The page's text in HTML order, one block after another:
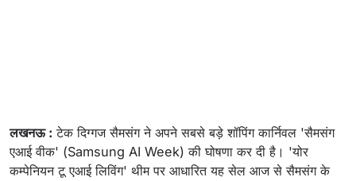
लखनऊ : टेक दिग्गज सैमसंग ने अपने सबसे बड़े शॉपिंग कार्निवल 'सैमसंग
एआई वीक' (Samsung AI Week) की घोषणा कर दी है। 'योर
कम्पेनियन टू एआई लिविंग' थीम पर आधारित यह सेल आज से सैमसंग के